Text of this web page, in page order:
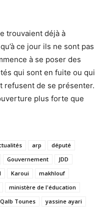
trouvaient déjà à
ce jour ils ne sont pas
à se poser des
qui sont en fuite ou qui
refusent de se présenter.
plus forte que
arp
député
Gouvernement
JDD
Karoui
makhlouf
ministère de l'éducation
Qalb Tounes
yassine ayari